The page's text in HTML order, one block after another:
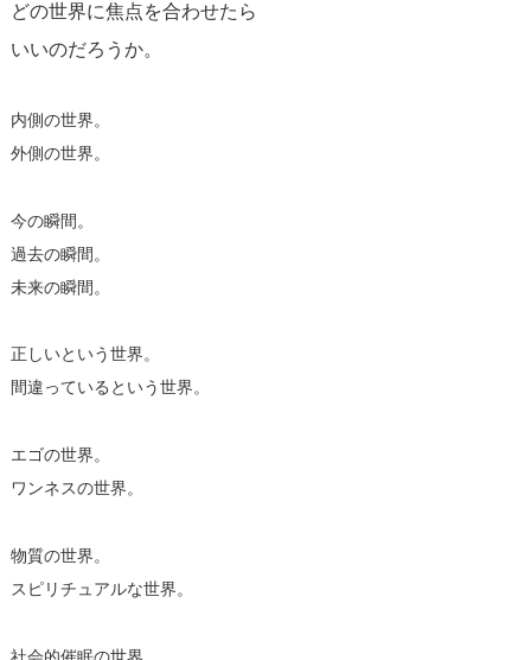
どの世界に焦点を合わせたら
いいのだろうか。
内側の世界。
外側の世界。
今の瞬間。
過去の瞬間。
未来の瞬間。
正しいという世界。
間違っているという世界。
エゴの世界。
ワンネスの世界。
物質の世界。
スピリチュアルな世界。
社会的催眠の世界。